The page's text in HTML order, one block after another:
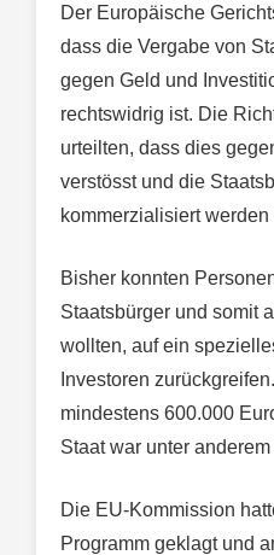
Der Europäische
dass die Vergabe von
gegen Geld und
rechtswidrig ist. Die
urteilten, dass dies
verstösst und die
kommerzialisiert werden
Bisher konnten
Staatsbürger und somit
wollten, auf ein
Investoren
mindestens 600.000
Staat war unter
Die EU-Kommission
Programm geklagt und